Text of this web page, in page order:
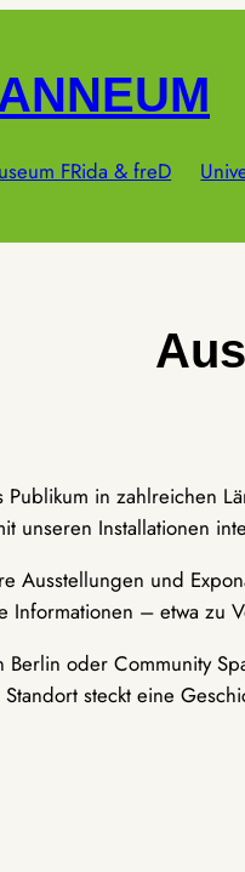
FRida & freD
in zahlreichen
unseren Installationen
Ausstellungen und
Informationen – etwa
oder Community
steckt eine